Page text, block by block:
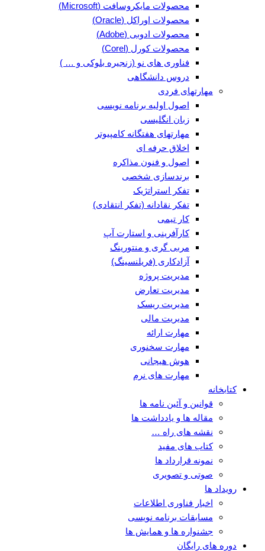
محصولات مایکروسافت (Microsoft)
محصولات اوراکل (Oracle)
محصولات ادوبی (Adobe)
محصولات کورل (Corel)
فناوری های نو (زنجیره بلوکی و … )
دروس دانشگاهی
مهارتهای فردی
اصول اولیه برنامه نویسی
زبان انگلیسی
مهارتهای هفتگانه کامپیوتر
اخلاق حرفه ای
اصول و فنون مذاکره
برندسازی شخصی
تفکر استراتژیک
تفکر نقادانه (تفکر انتقادی)
کار تیمی
کارآفرینی و استارت آپ
مربی گری و منتورینگ
آزادکاری (فریلنسینگ)
مدیریت پروژه
مدیریت تعارض
مدیریت ریسک
مدیریت مالی
مهارت ارائه
مهارت سخنوری
هوش هیجانی
مهارت های نرم
کتابخانه
قوانین و آئین نامه ها
مقاله ها و یادداشت ها
نقشه های راه …
کتاب های مفید
نمونه قرارداد ها
صوتی و تصویری
رویداد ها
اخبار فناوری اطلاعات
مسابقات برنامه نویسی
جشنواره ها و همایش ها
دوره های رایگان